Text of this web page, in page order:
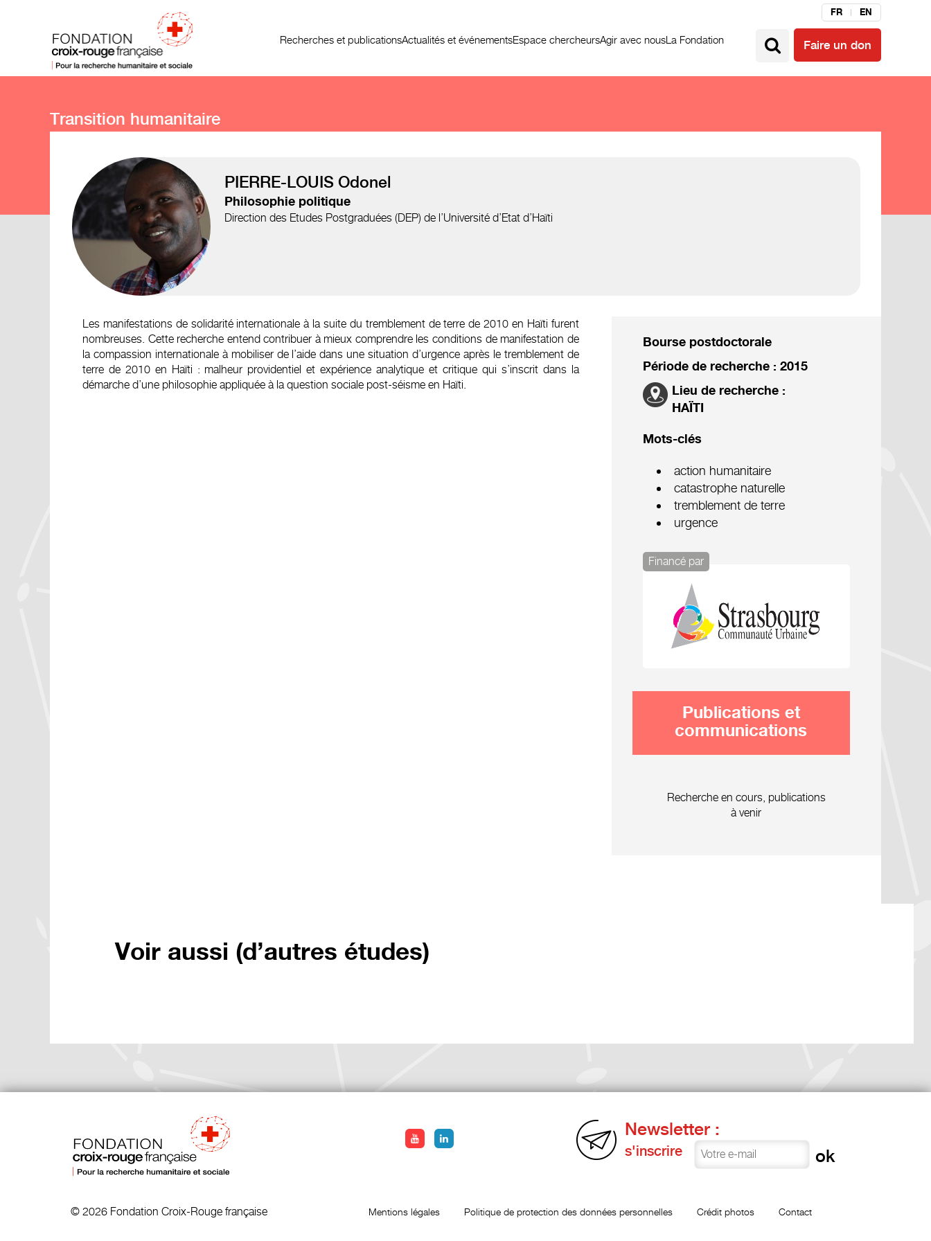
FR EN
Recherches et publicationsActualités et événementsEspace chercheursAgir avec nousLa Fondation Faire un don
Transition humanitaire
PIERRE-LOUIS Odonel
Philosophie politique
Direction des Etudes Postgraduées (DEP) de l’Université d’Etat d’Haïti
Les manifestations de solidarité internationale à la suite du tremblement de terre de 2010 en Haïti furent
nombreuses. Cette recherche entend contribuer à mieux comprendre les conditions de manifestation de
la compassion internationale à mobiliser de l’aide dans une situation d’urgence après le tremblement de
terre de 2010 en Haïti : malheur providentiel et expérience analytique et critique qui s’inscrit dans la
démarche d’une philosophie appliquée à la question sociale post-séisme en Haïti.
Bourse postdoctorale
Période de recherche : 2015
Lieu de recherche :
HAÏTI
Mots-clés
action humanitaire
catastrophe naturelle
tremblement de terre
urgence
Financé par
Publications et
communications
Recherche en cours, publications
à venir
Voir aussi (d’autres études)
Newsletter :
s'inscrire
© 2026 Fondation Croix-Rouge française Mentions légales Politique de protection des données personnelles Crédit photos Contact